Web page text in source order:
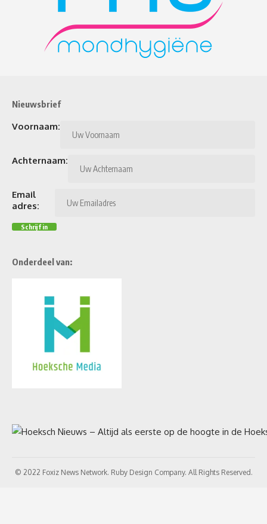
Nieuwsbrief
Voornaam:
Achternaam:
Email
adres:
Onderdeel van:
© 2022 Foxiz News Network. Ruby Design Company. All Rights Reserved.